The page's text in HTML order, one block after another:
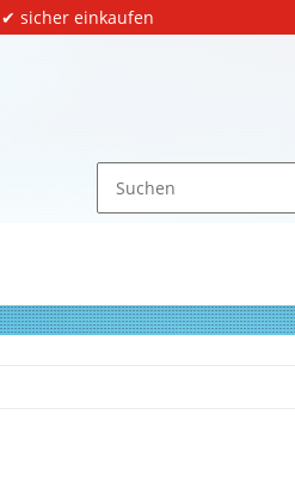
✔ sicher einkaufen